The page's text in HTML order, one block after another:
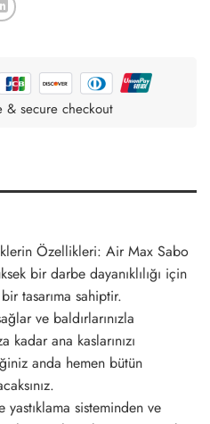
& secure checkout
Özellikleri: Air Max Sabo
bir darbe dayanıklılığı için
tasarıma sahiptir.
ve baldırlarınızla
kadar ana kaslarınızı
anda hemen bütün
sisteminden ve